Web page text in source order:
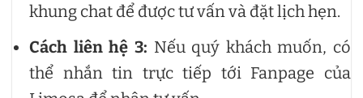
khung chat để được tư vấn và đặt lịch hẹn.
Cách liên hệ 3: Nếu quý khách muốn, có
thể nhắn tin trực tiếp tới Fanpage của